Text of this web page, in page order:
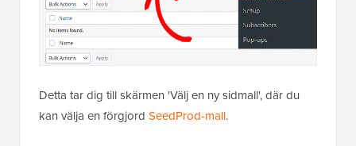
Detta tar dig till skärmen 'Välj en ny sidmall', där du
kan välja en förgjord SeedProd-mall.